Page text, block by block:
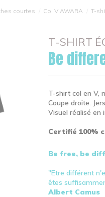
courtes Col V AWARA T-
T-SHIRT
Be
T-shirt col en V,
Coupe droite.
Visuel réalisé en
Certifié 100%
Be free, be
"Etre différent
êtes
Albert Camus